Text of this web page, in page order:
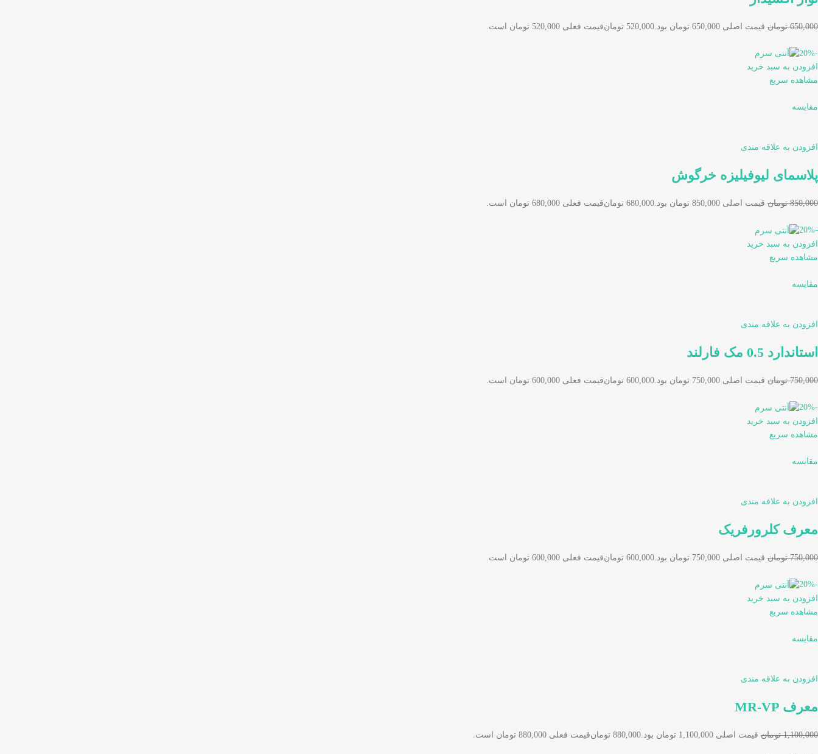
650,000 تومان قیمت اصلی 650,000 تومان بود. 520,000 تومان قیمت فعلی 520,000 تومان است.
-20%
افزودن به سبد خرید
مشاهده سریع
مقایسه
افزودن به علاقه مندی
پلاسمای لیوفیلیزه خرگوش
850,000 تومان قیمت اصلی 850,000 تومان بود. 680,000 تومان قیمت فعلی 680,000 تومان است.
-20%
افزودن به سبد خرید
مشاهده سریع
مقایسه
افزودن به علاقه مندی
استاندارد 0.5 مک فارلند
750,000 تومان قیمت اصلی 750,000 تومان بود. 600,000 تومان قیمت فعلی 600,000 تومان است.
-20%
افزودن به سبد خرید
مشاهده سریع
مقایسه
افزودن به علاقه مندی
معرف کلرورفریک
750,000 تومان قیمت اصلی 750,000 تومان بود. 600,000 تومان قیمت فعلی 600,000 تومان است.
-20%
افزودن به سبد خرید
مشاهده سریع
مقایسه
افزودن به علاقه مندی
معرف MR-VP
1,100,000 تومان قیمت اصلی 1,100,000 تومان بود. 880,000 تومان قیمت فعلی 880,000 تومان است.